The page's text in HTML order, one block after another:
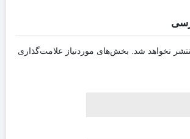
نخواهد شد. بخش‌های موردنیاز علامت‌گذاری